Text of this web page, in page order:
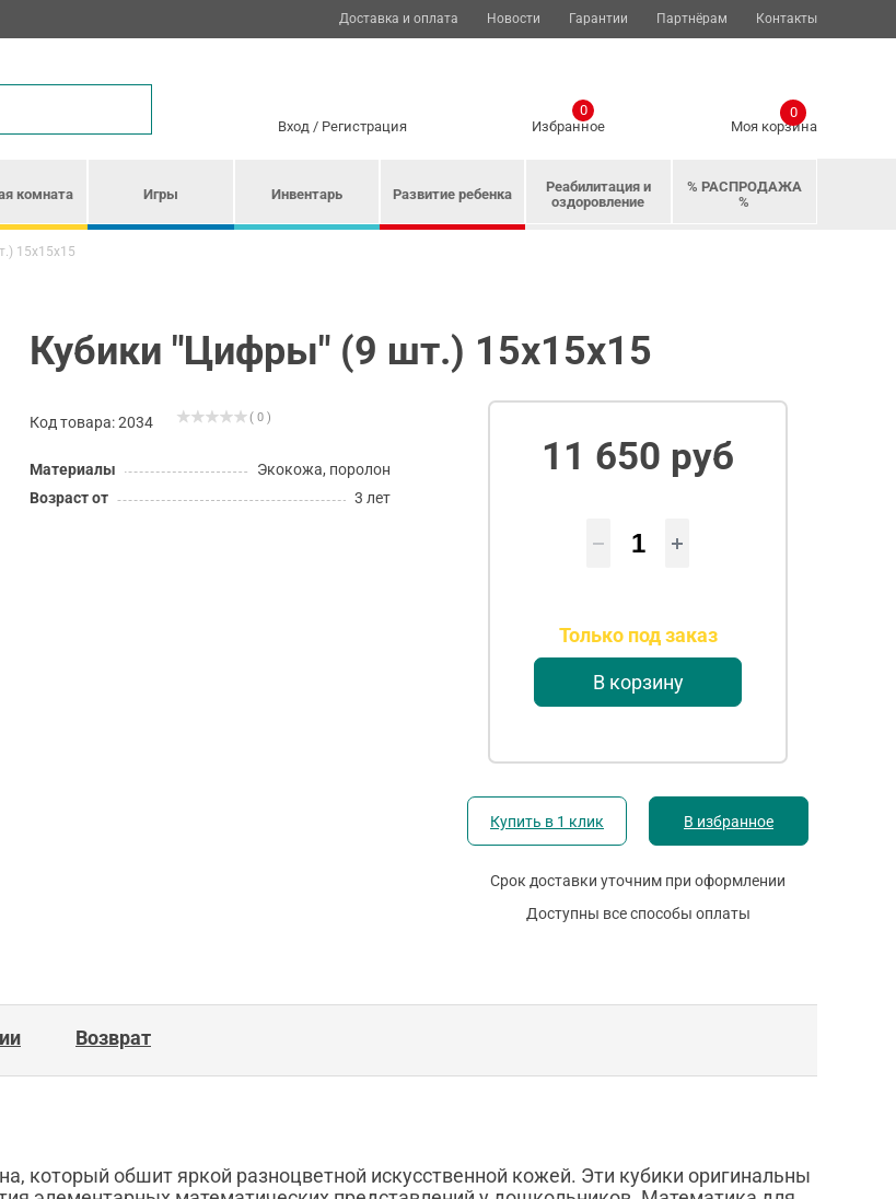
Доставка и оплата Новости Гарантии Партнёрам Контакты
Вход/ Регистрация Избранное
0
Моя корзина
0
комната Игры Инвентарь Развитие ребенка
Реабилитация и
оздоровление
% РАСПРОДАЖА
%
15х15х15
Кубики "Цифры" (9 шт.) 15х15х15
Код товара: 2034 ( 0 )
Материалы
Экокожа, поролон
Возраст от
3 лет
11 650 руб
Только под заказ
В корзину
Купить в 1 клик В избранное
Срок доставки уточним при оформлении
Доступны все способы оплаты
Возврат
который обшит яркой разноцветной искусственной кожей. Эти кубики оригинальны